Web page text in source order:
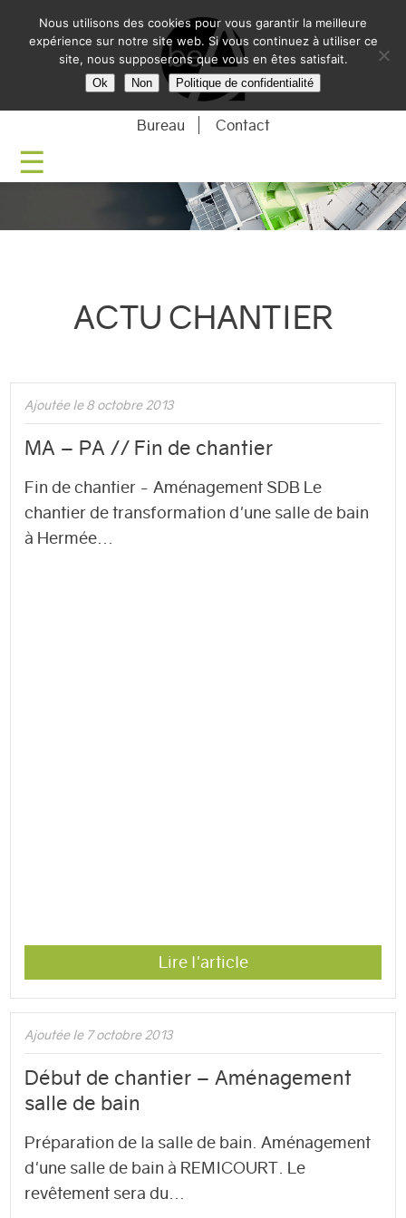
BE-
Bureau Contact
ACTU CHANTIER
Ajoutée le 8 octobre 2013
MA – PA // Fin de chantier
Fin de chantier - Aménagement SDB Le
chantier de transformation d'une salle de bain
à Hermée...
Lire l'article
Ajoutée le 7 octobre 2013
Début de chantier – Aménagement
salle de bain
Préparation de la salle de bain. Aménagement
d'une salle de bain à REMICOURT. Le
revêtement sera du...
Nous utilisons des cookies pour vous garantir la meilleure
expérience sur notre site web. Si vous continuez à utiliser ce
site, nous supposerons que vous en êtes satisfait.
Ok Non Politique de confidentialité